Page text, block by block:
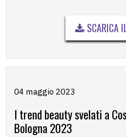
SCARICA
04 maggio 2023
I trend beauty svelati a
Bologna 2023